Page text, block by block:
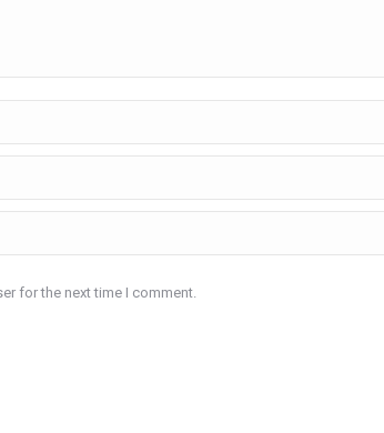
for the next time I comment.